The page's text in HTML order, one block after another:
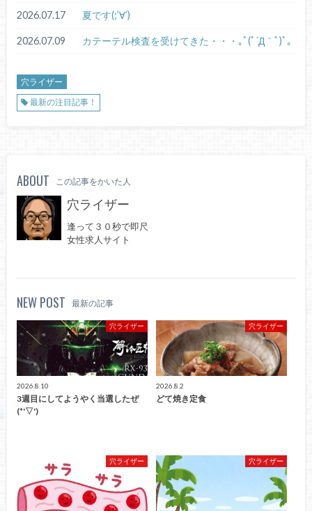
2026.07.17 夏です(;’∀’)
2026.07.09 カテーテル検査を受けてきた・・・｡ﾟ(ﾟ´Д｀ﾟ)ﾟ｡
穴ライザー
最新の注目記事！
ABOUT この記事をかいた人
穴ライザー
逢って３０秒で即尺
女性求人サイト
NEW POST 最新の記事
穴ライザー
2026.8.10
3週目にしてようやく当選したぜ
(*'▽')
穴ライザー
2026.8.2
どて焼き定食
穴ライザー 穴ライザー